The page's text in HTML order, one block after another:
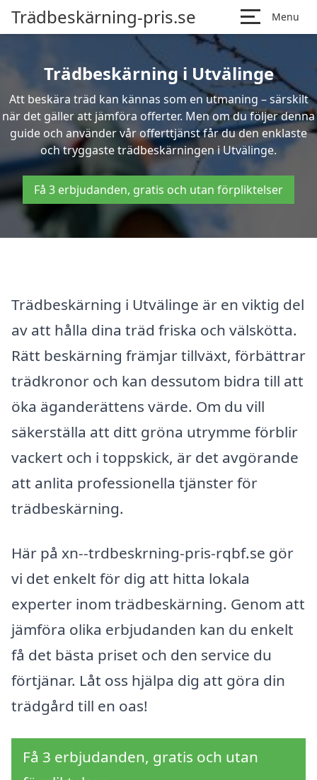
Trädbeskärning-pris.se Menu
Trädbeskärning i Utvälinge
Att beskära träd kan kännas som en utmaning – särskilt
när det gäller att jämföra offerter. Men om du följer denna
guide och använder vår offerttjänst får du den enklaste
och tryggaste trädbeskärningen i Utvälinge.
Få 3 erbjudanden, gratis och utan förpliktelser
Trädbeskärning i Utvälinge är en viktig del
av att hålla dina träd friska och välskötta.
Rätt beskärning främjar tillväxt, förbättrar
trädkronor och kan dessutom bidra till att
öka äganderättens värde. Om du vill
säkerställa att ditt gröna utrymme förblir
vackert och i toppskick, är det avgörande
att anlita professionella tjänster för
trädbeskärning.
Här på xn--trdbeskrning-pris-rqbf.se gör
vi det enkelt för dig att hitta lokala
experter inom trädbeskärning. Genom att
jämföra olika erbjudanden kan du enkelt
få det bästa priset och den service du
förtjänar. Låt oss hjälpa dig att göra din
trädgård till en oas!
Få 3 erbjudanden, gratis och utan